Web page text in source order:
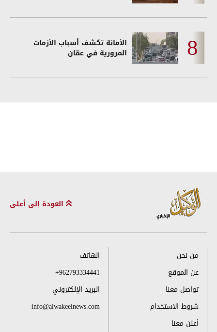
الأمانة تكشف أسباب الأزمات
المرورية في عمّان
العودة إلى أعلى
من نحن
عن الموقع
تواصل معنا
شروط الاستخدام
أعلن معنا
الهاتف
+962793334441
البريد الإلكتروني
info@alwakeelnews.com